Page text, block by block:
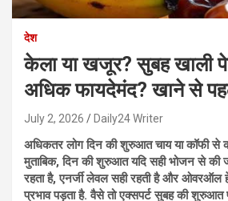
देश
केला या खजूर? सुबह खाली
अधिक फायदेमंद? खाने से
July 2, 2026 Daily24 Writer
अधिकतर लोग दिन की शुरुआत चाय या कॉफी से
मुताबिक, दिन की शुरुआत यदि सही भोजन से की
रहता है, एनर्जी लेवल सही रहती है और ओवरऑल
प्रभाव पड़ता है. वैसे तो एक्सपर्ट सुबह की